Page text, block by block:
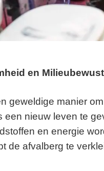
en
geweldige manier
een nieuw leven te
en energie
de afvalberg te